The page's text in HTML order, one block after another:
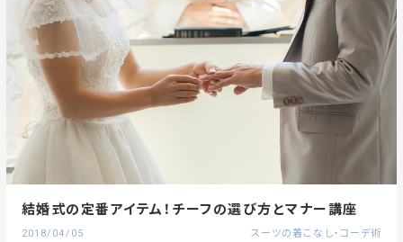
結婚式の定番アイテム！チーフの選び方とマナー講座
2018/04/05 スーツの着こなし・コーデ術